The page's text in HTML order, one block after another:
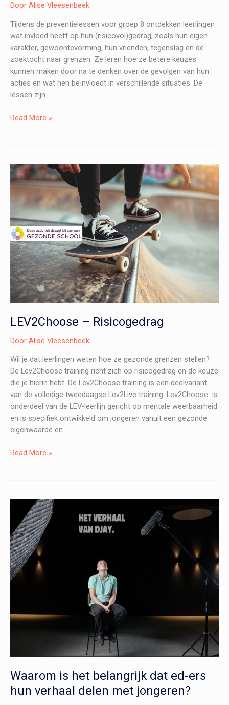
Door Alise Vleesenbeek
Tijdens de preventielessen voor groep 8 ontdekken leerlingen
wat invloed heeft op hun (risicovol)gedrag, zoals hun eigen
karakter, gewoontevorming, hun vrienden, tegenslag en de
zoektocht naar grenzen. Ze leren hoe ze betere keuzes
kunnen maken door na te denken over de gevolgen van hun
acties en wat hen beïnvloedt in verschillende situaties. De
lessen zijn
GRIP
Read More »
LEV2Choose – Risicogedrag
Door Alise Vleesenbeek
Wil je dat leerlingen weten hoe ze gezonde grenzen stellen?
De Lev2Choose training richt zich op risicogedrag en de keuze
die je hierin hebt. De Lev2Choose training is een deelvariant
van de volledige tweedaagse Lev2Live training. Lev2Choose is
onderdeel van de LEV-leerlijn gericht op mentale weerbaarheid
en is specifiek ontwikkeld om jongeren vanuit een gezonde
eigenwaarde en
LEV2Choose
Read More »
Waarom is het belangrijk dat ed-ers
hun verhaal delen met jongeren?